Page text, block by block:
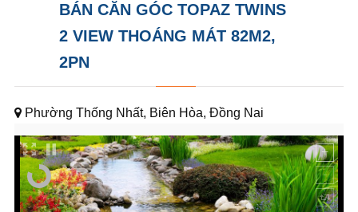
BÁN CĂN GÓC TOPAZ TWINS
2 VIEW THOÁNG MÁT 82M2,
2PN
Phường Thống Nhất, Biên Hòa, Đồng Nai